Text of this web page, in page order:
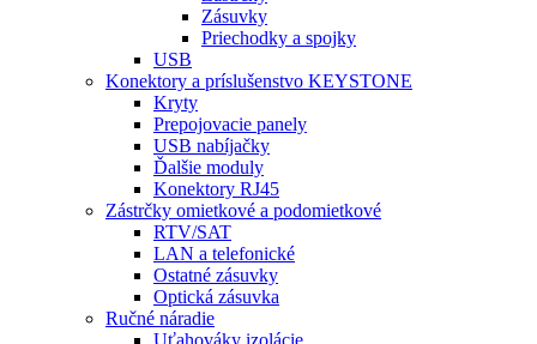
Zásuvky
Priechodky a spojky
USB
Konektory a príslušenstvo KEYSTONE
Kryty
Prepojovacie panely
USB nabíjačky
Ďalšie moduly
Konektory RJ45
Zástrčky omietkové a podomietkové
RTV/SAT
LAN a telefonické
Ostatné zásuvky
Optická zásuvka
Ručné náradie